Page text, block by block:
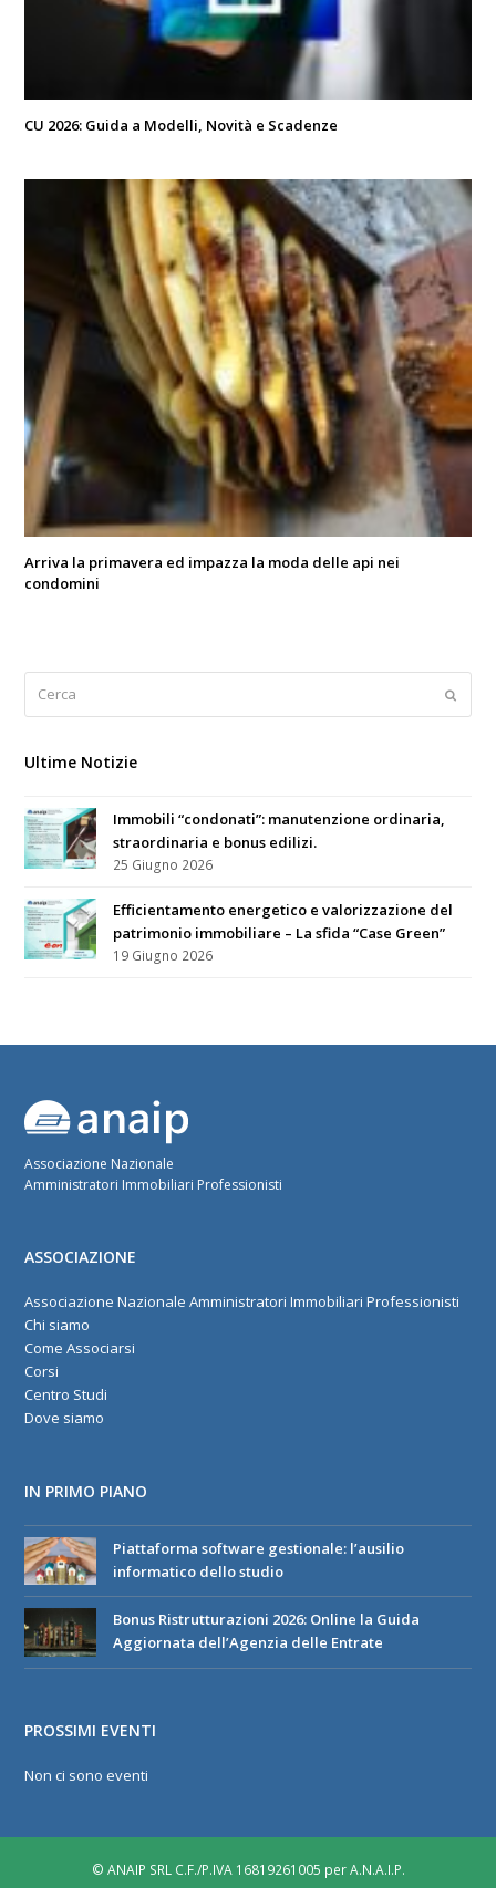
CU 2026: Guida a Modelli, Novità e Scadenze
Arriva la primavera ed impazza la moda delle api nei
condomini
Ultime Notizie
Immobili “condonati”: manutenzione ordinaria,
straordinaria e bonus edilizi.
25 Giugno 2026
Efficientamento energetico e valorizzazione del
patrimonio immobiliare – La sfida “Case Green”
19 Giugno 2026
Associazione Nazionale
Amministratori Immobiliari Professionisti
ASSOCIAZIONE
Associazione Nazionale Amministratori Immobiliari Professionisti
Chi siamo
Come Associarsi
Corsi
Centro Studi
Dove siamo
IN PRIMO PIANO
Piattaforma software gestionale: l’ausilio
informatico dello studio
Bonus Ristrutturazioni 2026: Online la Guida
Aggiornata dell’Agenzia delle Entrate
PROSSIMI EVENTI
Non ci sono eventi
© ANAIP SRL C.F./P.IVA 16819261005 per A.N.A.I.P.